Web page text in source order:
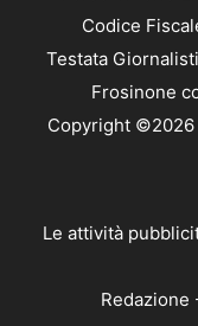
Codice
Testata
Frosinone
Copyright
Le attività
Redazione